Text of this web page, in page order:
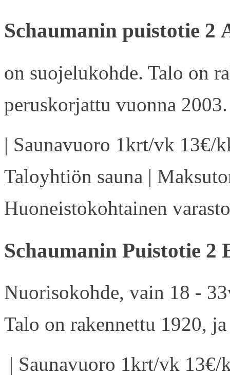
Schaumanin puistotie 2
on suojelukohde. Talo on
peruskorjattu vuonna 2003.
| Saunavuoro 1krt/vk 13€/
Taloyhtiön sauna |
Huoneistokohtainen
Schaumanin Puistotie 2
Nuorisokohde, vain 18 -
Talo on rakennettu 1920,
| Saunavuoro 1krt/vk